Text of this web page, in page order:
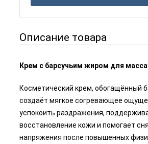
Описание товара
Крем с барсучьим жиром для
Косметический крем, обогащённый
создаёт мягкое согревающее
успокоить раздражения,
восстановление кожи и помогает
напряжения после повышенных